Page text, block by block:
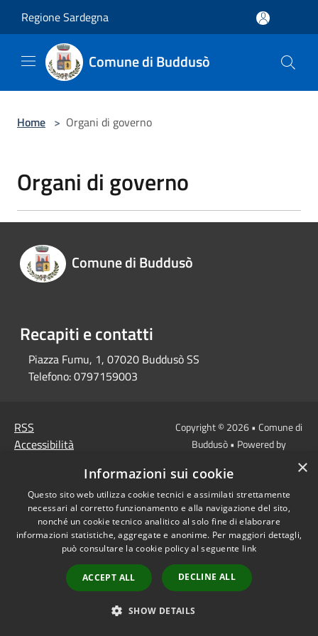
Regione Sardegna
Comune di Buddusò
Home > Organi di governo
Organi di governo
Comune di Buddusò
Recapiti e contatti
Piazza Fumu, 1, 07020 Buddusò SS
Telefono:0797159003
RSS
Accessibilità
Mappa del sito
Copyright © 2026 • Comune di
Buddusò • Powered by
redazione
×
Informazioni sui cookie
Questo sito web utilizza cookie tecnici e assimilati strettamente
necessari al corretto funzionamento e alla navigazione del sito,
nonché un cookie tecnico analitico al solo fine di elaborare
informazioni statistiche, aggregate e anonime. Per maggiori dettagli,
può consultare la cookie policy al seguente link
ACCEPT ALL DECLINE ALL
SHOW DETAILS